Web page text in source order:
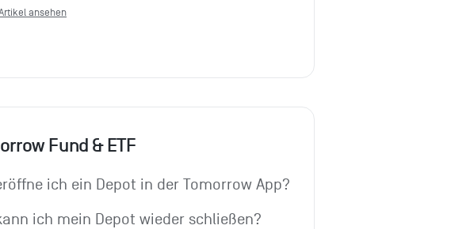
ansehen
Fund & ETF
ich ein Depot in der Tomorrow App?
ich mein Depot wieder schließen?